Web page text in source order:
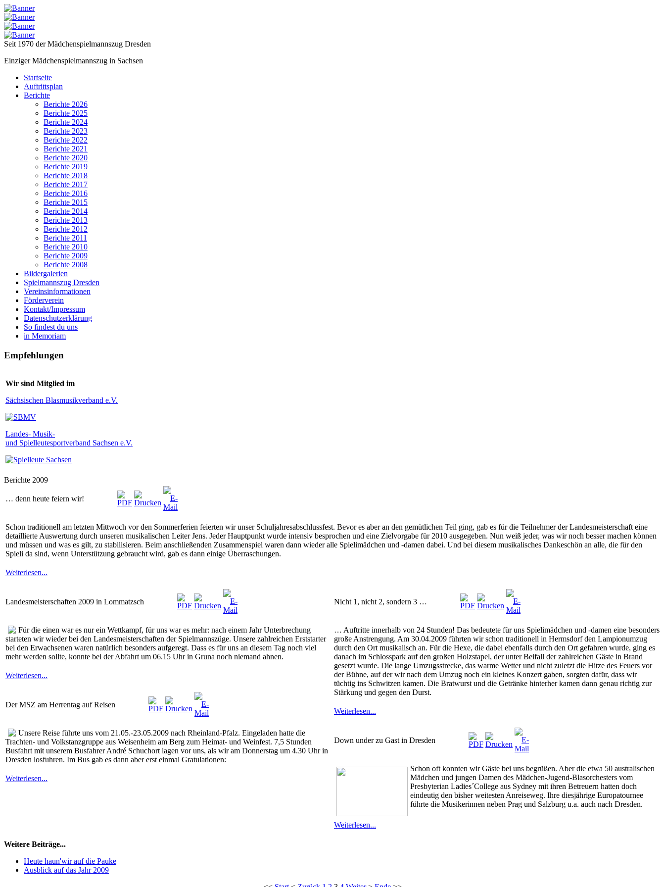
Seit 1970 der Mädchenspielmannszug Dresden
Einziger Mädchenspielmannszug in Sachsen
Startseite
Auftrittsplan
Berichte
Berichte 2026
Berichte 2025
Berichte 2024
Berichte 2023
Berichte 2022
Berichte 2021
Berichte 2020
Berichte 2019
Berichte 2018
Berichte 2017
Berichte 2016
Berichte 2015
Berichte 2014
Berichte 2013
Berichte 2012
Berichte 2011
Berichte 2010
Berichte 2009
Berichte 2008
Bildergalerien
Spielmannszug Dresden
Vereinsinformationen
Förderverein
Kontakt/Impressum
Datenschutzerklärung
So findest du uns
in Memoriam
Empfehlungen
Wir sind Mitglied im
Sächsischen Blasmusikverband e.V.
Landes- Musik-
und Spielleutesportverband Sachsen e.V.
Berichte 2009
… denn heute feiern wir!
Schon traditionell am letzten Mittwoch vor den Sommerferien feierten wir unser Schuljahresabschlussfest. Bevor es aber an den gemütlichen Teil ging, gab es für die Teilnehmer der Landesmeisterschaft eine
detaillierte Auswertung durch unseren musikalischen Leiter Jens. Jeder Hauptpunkt wurde intensiv besprochen und eine Zielvorgabe für 2010 ausgegeben. Nun weiß jeder, was wir noch besser machen können
und müssen und was es gilt, zu stabilisieren. Beim anschließenden Zusammenspiel waren dann wieder alle Spielimädchen und -damen dabei. Und bei diesem musikalisches Dankeschön an alle, die für den
Spieli da sind, wenn Unterstützung gebraucht wird, gab es dann einige Überraschungen.
Weiterlesen...
Landesmeisterschaften 2009 in Lommatzsch
Für die einen war es nur ein Wettkampf, für uns war es mehr: nach einem Jahr Unterbrechung
starteten wir wieder bei den Landesmeisterschaften der Spielmannszüge. Unsere zahlreichen Erststarter
bei den Erwachsenen waren natürlich besonders aufgeregt. Dass es für uns an diesem Tag noch viel
mehr werden sollte, konnte bei der Abfahrt um 06.15 Uhr in Gruna noch niemand ahnen.
Weiterlesen...
Der MSZ am Herrentag auf Reisen
Unsere Reise führte uns vom 21.05.-23.05.2009 nach Rheinland-Pfalz. Eingeladen hatte die
Trachten- und Volkstanzgruppe aus Weisenheim am Berg zum Heimat- und Weinfest. 7,5 Stunden
Busfahrt mit unserem Busfahrer André Schuchort lagen vor uns, als wir am Donnerstag um 4.30 Uhr in
Dresden losfuhren. Im Bus gab es dann aber erst einmal Gratulationen:
Weiterlesen...
Nicht 1, nicht 2, sondern 3 …
… Auftritte innerhalb von 24 Stunden! Das bedeutete für uns Spielimädchen und -damen eine besonders
große Anstrengung. Am 30.04.2009 führten wir schon traditionell in Hermsdorf den Lampionumzug
durch den Ort musikalisch an. Für die Hexe, die dabei ebenfalls durch den Ort gefahren wurde, ging es
danach im Schlosspark auf den großen Holzstapel, der unter Beifall der zahlreichen Gäste in Brand
gesetzt wurde. Die lange Umzugsstrecke, das warme Wetter und nicht zuletzt die Hitze des Feuers vor
der Bühne, auf der wir nach dem Umzug noch ein kleines Konzert gaben, sorgten dafür, dass wir
tüchtig ins Schwitzen kamen. Die Bratwurst und die Getränke hinterher kamen dann genau richtig zur
Stärkung und gegen den Durst.
Weiterlesen...
Down under zu Gast in Dresden
Schon oft konnten wir Gäste bei uns begrüßen. Aber die etwa 50 australischen
Mädchen und jungen Damen des Mädchen-Jugend-Blasorchesters vom
Presbyterian Ladies´College aus Sydney mit ihren Betreuern hatten doch
eindeutig den bisher weitesten Anreiseweg. Ihre diesjährige Europatournee
führte die Musikerinnen neben Prag und Salzburg u.a. auch nach Dresden.
Weiterlesen...
Weitere Beiträge...
Heute haun'wir auf die Pauke
Ausblick auf das Jahr 2009